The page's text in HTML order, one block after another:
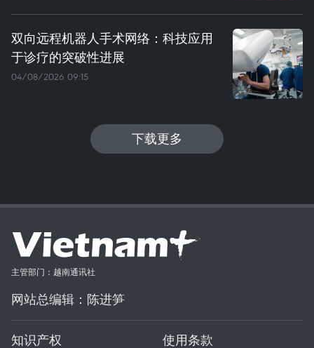
双向远程机器人手术网络：科技应用
于诊疗的突破性进展
04/08/2026 09:15
下载更多
主管部门：越南通讯社
网站总编辑：陈进笋
知识产权 使用条款